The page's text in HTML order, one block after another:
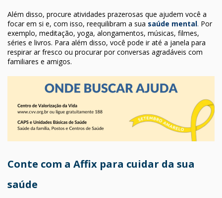
Além disso, procure atividades prazerosas que ajudem você a
focar em si e, com isso, reequilibram a sua saúde mental. Por
exemplo, meditação, yoga, alongamentos, músicas, filmes,
séries e livros. Para além disso, você pode ir até a janela para
respirar ar fresco ou procurar por conversas agradáveis com
familiares e amigos.
Conte com a Affix para cuidar da sua
saúde